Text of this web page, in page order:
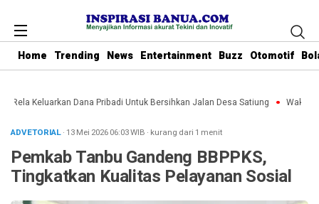
Home Trending News Entertainment Buzz Otomotif
Rela Keluarkan Dana Pribadi Untuk Bersihkan Jalan Desa Satiung Waket
ADVETORIAL· 13 Mei 202606:03WIB · kurang dari 1 menit
Pemkab Tanbu Gandeng BBPPKS,
Tingkatkan Kualitas Pelayanan Sosial